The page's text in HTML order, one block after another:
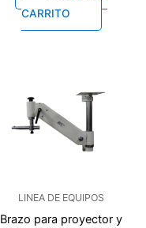
CARRITO
LINEA DE EQUIPOS
Brazo para proyector y